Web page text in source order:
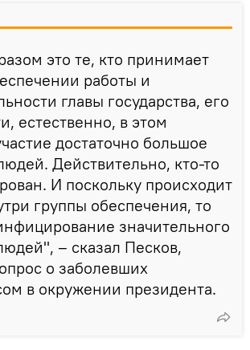
это те, кто принимает
работы и
главы государства, его
естественно, в этом
достаточно большое
Действительно, кто-то
И поскольку происходит
группы обеспечения, то
значительного
– сказал Песков,
о заболевших
в окружении президента.